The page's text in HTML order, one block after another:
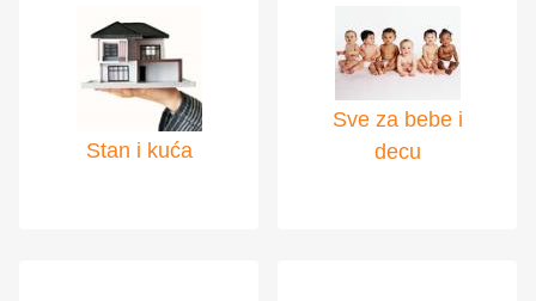
Stan i kuća
Sve za bebe i
decu